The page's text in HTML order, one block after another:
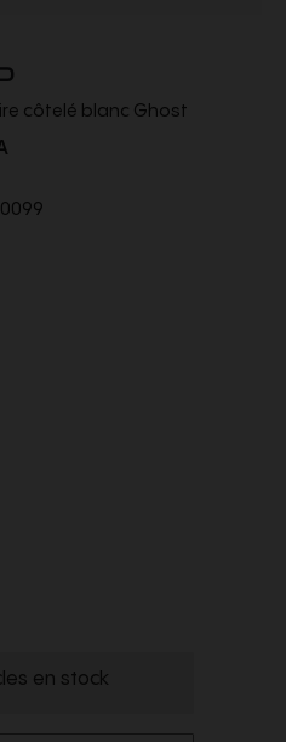
côtelé blanc Ghost
en stock